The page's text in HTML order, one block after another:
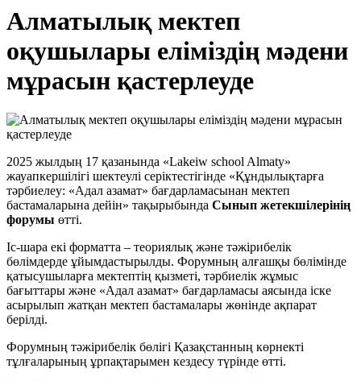
Алматылық мектеп
оқушылары еліміздің мәдени
мұрасын қастерлеуде
2025 жылдың 17 қазанында «Lakeiw school Almaty»
жауапкершілігі шектеулі серіктестігінде «Құндылықтарға
тәрбиелеу: «Адал азамат» бағдарламасынан мектеп
бастамаларына дейін» тақырыбында Сынып жетекшілерінің
форумы өтті.
Іс-шара екі форматта – теориялық және тәжірибелік
бөлімдерде ұйымдастырылды. Форумның алғашқы бөлімінде
қатысушыларға мектептің қызметі, тәрбиелік жұмыс
бағыттары және «Адал азамат» бағдарламасы аясында іске
асырылып жатқан мектеп бастамалары жөнінде ақпарат
берілді.
Форумның тәжірибелік бөлігі Қазақстанның көрнекті
тұлғаларының ұрпақтарымен кездесу түрінде өтті.